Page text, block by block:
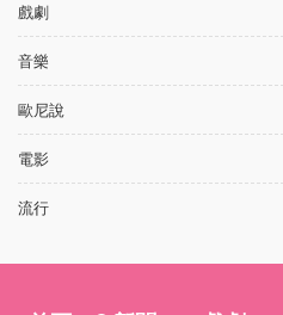
戲劇
音樂
歐尼說
電影
流行